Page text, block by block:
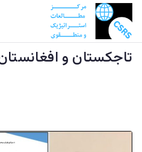
to
content
مرکز
سیمه
تاجکستان و